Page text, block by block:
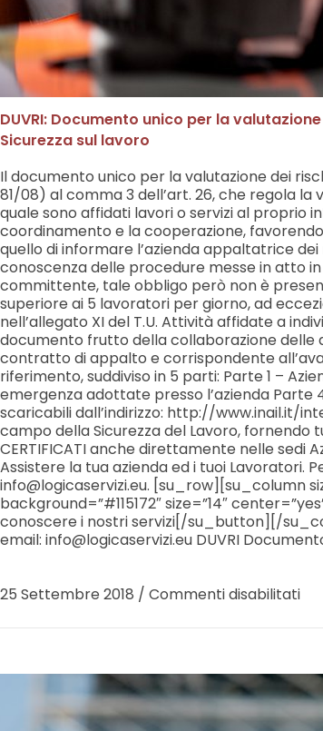
DUVRI: Documento unico per la
Sicurezza sul lavoro
Il documento unico per la valutazione dei
81/08) al comma 3 dell’art. 26, che regola
quale sono affidati lavori o servizi al proprio
coordinamento e la cooperazione,
quello di informare l’azienda appaltatrice
conoscenza delle procedure messe in atto
committente, tale obbligo però non è
superiore ai 5 lavoratori per giorno, ad
nell’allegato XI del T.U. Attività affidate a
documento frutto della collaborazione delle
contratto di appalto e corrispondente
riferimento, suddiviso in 5 parti: Parte 1 –
emergenza adottate presso l’azienda Parte
scaricabili dall’indirizzo: http://www.inail.it/
campo della Sicurezza del Lavoro, fornendo
CERTIFICATI anche direttamente nelle sedi
Assistere la tua azienda ed i tuoi Lavoratori.
info@logicaservizi.eu. [su_row][su_column
background=”#115172″ size=”14″
conoscere i nostri servizi[/su_button][/
email: info@logicaservizi.eu DUVRI
25 Settembre 2018 / Commenti disabilitati